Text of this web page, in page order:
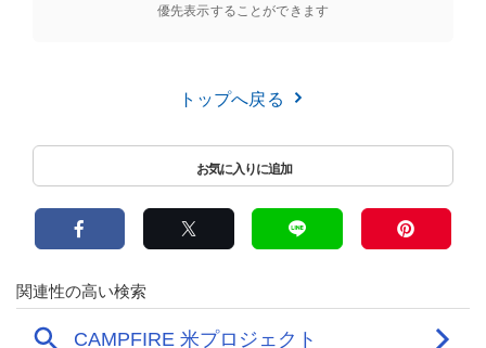
優先表示することができます
トップへ戻る